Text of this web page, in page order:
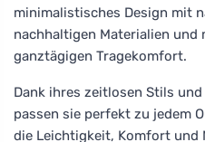
minimalistisches Design mit
nachhaltigen Materialien und
ganztägigen Tragekomfort.
Dank ihres zeitlosen Stils
passen sie perfekt zu jedem
die Leichtigkeit, Komfort und